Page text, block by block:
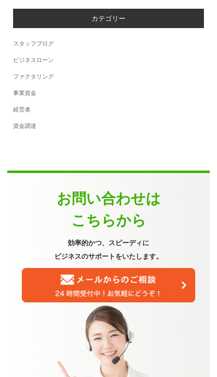
カテゴリー
スタッフブログ
ビジネスローン
ファクタリング
事業資金
経営者
資金調達
お問い合わせは
こちらから
効率的かつ、スピーディに
ビジネスのサポートをいたします。